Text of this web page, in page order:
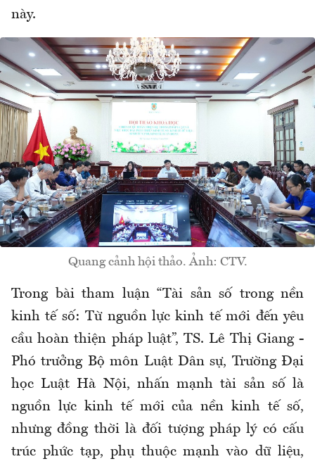
này.
Quang cảnh hội thảo. Ảnh: CTV.
Trong bài tham luận “Tài sản số trong nền
kinh tế số: Từ nguồn lực kinh tế mới đến yêu
cầu hoàn thiện pháp luật”, TS. Lê Thị Giang -
Phó trưởng Bộ môn Luật Dân sự, Trường Đại
học Luật Hà Nội, nhấn mạnh tài sản số là
nguồn lực kinh tế mới của nền kinh tế số,
nhưng đồng thời là đối tượng pháp lý có cấu
trúc phức tạp, phụ thuộc mạnh vào dữ liệu,